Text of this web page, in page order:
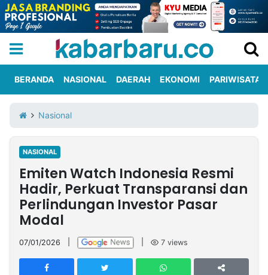
Iklan
Berita
Kami
Nasional
International
Olahraga
Entertainment
Daerah
Pariwisata
Kuliner
Kolom
Network
PT
TREETAN
MULTIMEDIA
BERANDA NASIONAL DAERAH EKONOMI PARIWISATA
Nasional
NASIONAL
Emiten Watch Indonesia Resmi
Hadir, Perkuat Transparansi dan
Perlindungan Investor Pasar
Modal
07/01/2026 7 views